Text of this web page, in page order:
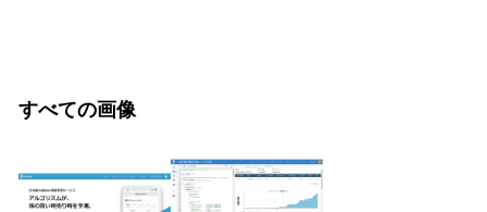
すべての画像